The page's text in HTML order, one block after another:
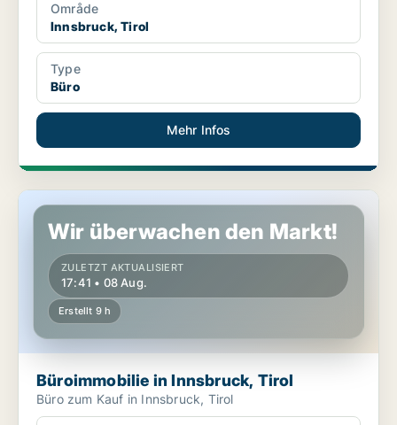
Område
Innsbruck, Tirol
Type
Büro
Mehr Infos
Büroimmobilie in Innsbruck, Tirol
Wir überwachen den Markt!
ZULETZT AKTUALISIERT
17:41 • 08 Aug.
Erstellt 9 h
Büroimmobilie in Innsbruck, Tirol
Büro zum Kauf in Innsbruck, Tirol